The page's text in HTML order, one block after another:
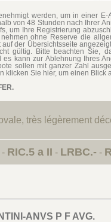
werden, um in einer E-
von 48 Stunden nach Ihrer
um Ihre Registrierung
ohne Reserve die
der Übersichtsseite
gültig. Bitte beachten Sie,
kann zur Ablehnung Ihres
sollen mit ganzer Zahl
klicken Sie hier, um einen Blick
très légèrement
- RIC.5 a II - LRBC.- -
ANVS P F AVG.